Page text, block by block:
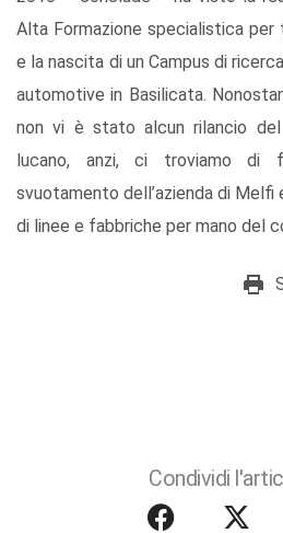
Alta Formazione specialistica
e la nascita di un Campus di
automotive in Basilicata.
non vi è stato alcun rilancio
lucano, anzi, ci troviamo di
svuotamento dell’azienda di Melfi
di linee e fabbriche per mano del
Condividi